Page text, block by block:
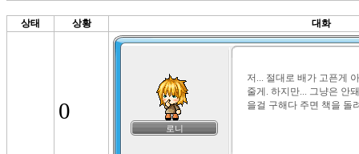
상태 상황 대화
0
로니
저... 절대로 배가 고픈게
줄게. 하지만... 그냥은 안
을걸 구해다 주면 책을 돌